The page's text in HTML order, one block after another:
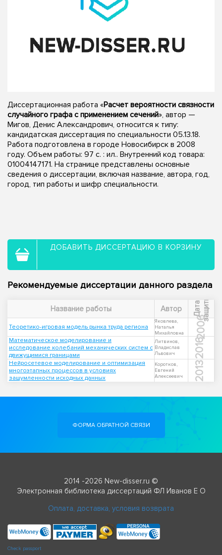
Диссертационная работа «Расчет вероятности связности
случайного графа с применением сечений», автор —
Мигов, Денис Александрович, относится к типу:
кандидатская диссертация по специальности 05.13.18.
Работа подготовлена в городе Новосибирск в 2008
году. Объем работы: 97 с. : ил.. Внутренний код товара:
01004147171. На странице представлены основные
сведения о диссертации, включая название, автора, год,
город, тип работы и шифр специальности.
ДОБАВИТЬ ДИССЕРТАЦИЮ В КОРЗИНУ
Рекомендуемые диссертации данного раздела
Название работы Автор Д
а
т
а
з
а
щ
и
ты
Теоретико-игровая модель рынка труда региона
Яковлева,
Наталья
Михайловна
2006
Математическое моделирование и
исследование колебаний механических систем с
движущимися границами
Литвинов,
Владислав
Львович
2016
Нейросетевое моделирование и оптимизация
многоэтапных процессов в условиях
зашумленности исходных данных
Коротков,
Евгений
Алексеевич
2013
ФОРМА ОБРАТНОЙ СВЯЗИ
2014 -2026 New-disser.ru ©
Электронная библиотека диссертаций ФЛ Иванов Е О
Оплата, доставка, условия возврата
Check passport